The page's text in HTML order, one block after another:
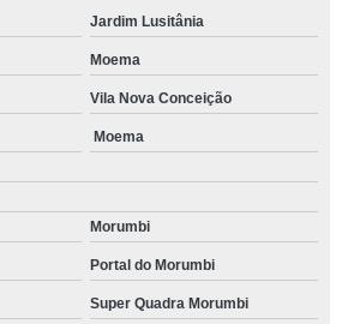
Jardim Lusitânia
Moema
Vila Nova Conceição
Moema
Morumbi
Portal do Morumbi
Super Quadra Morumbi